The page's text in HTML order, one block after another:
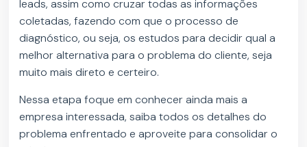
leads, assim como cruzar todas as informações
coletadas, fazendo com que o processo de
diagnóstico, ou seja, os estudos para decidir qual a
melhor alternativa para o problema do cliente, seja
muito mais direto e certeiro.
Nessa etapa foque em conhecer ainda mais a
empresa interessada, saiba todos os detalhes do
problema enfrentado e aproveite para consolidar o